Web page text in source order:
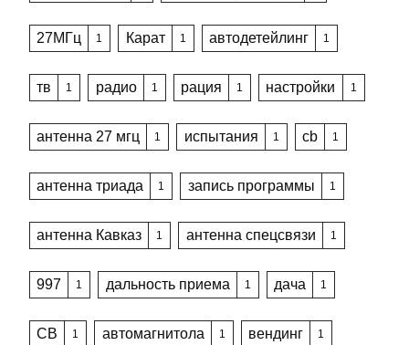
27МГц 1 Карат 1 автодетейлинг 1
тв 1 радио 1 рация 1 настройки 1
антенна 27 мгц 1 испытания 1 cb 1
антенна триада 1 запись программы 1
антенна Кавказ 1 антенна спецсвязи 1
997 1 дальность приема 1 дача 1
CB 1 автомагнитола 1 вендинг 1